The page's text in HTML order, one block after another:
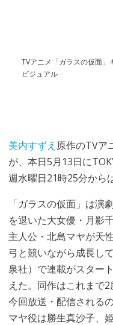
TVアニメ「ガラスの仮面」
ビジュアル
美内すずえ 原作のTVア
が、本日5月13日に
週水曜日21時25分から
「ガラスの仮面」は演
を退いた大女優・月影
主人公・北島マヤが天
弓と競いながら成長し
泉社）で連載がスター
えた。同作はこれまで
今回放送・配信される
マヤ役は勝生真沙子、